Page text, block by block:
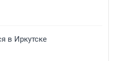
в Иркутске